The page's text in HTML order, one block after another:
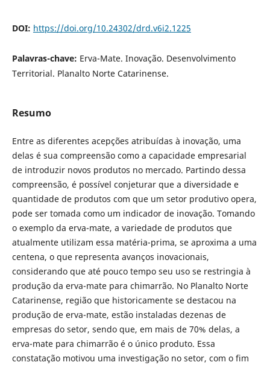
DOI: https://doi.org/10.24302/drd.v6i2.1225
Palavras-chave: Erva-Mate. Inovação. Desenvolvimento
Territorial. Planalto Norte Catarinense.
Resumo
Entre as diferentes acepções atribuídas à inovação, uma
delas é sua compreensão como a capacidade empresarial
de introduzir novos produtos no mercado. Partindo dessa
compreensão, é possível conjeturar que a diversidade e
quantidade de produtos com que um setor produtivo opera,
pode ser tomada como um indicador de inovação. Tomando
o exemplo da erva-mate, a variedade de produtos que
atualmente utilizam essa matéria-prima, se aproxima a uma
centena, o que representa avanços inovacionais,
considerando que até pouco tempo seu uso se restringia à
produção da erva-mate para chimarrão. No Planalto Norte
Catarinense, região que historicamente se destacou na
produção de erva-mate, estão instaladas dezenas de
empresas do setor, sendo que, em mais de 70% delas, a
erva-mate para chimarrão é o único produto. Essa
constatação motivou uma investigação no setor, com o fim